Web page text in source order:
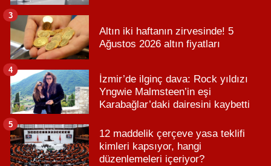
Altın iki haftanın zirvesinde! 5
Ağustos 2026 altın fiyatları
3
İzmir’de ilginç dava: Rock yıldızı
Yngwie Malmsteen’in eşi
Karabağlar’daki dairesini kaybetti
4
12 maddelik çerçeve yasa teklifi
kimleri kapsıyor, hangi
düzenlemeleri içeriyor?
5